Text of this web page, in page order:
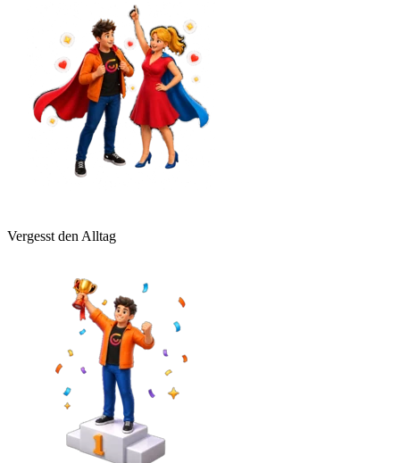
Vergesst den Alltag